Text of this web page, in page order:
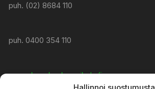
puh. (02) 8684 110
puh. 0400 354 110
www:konekeskusmikola.fi